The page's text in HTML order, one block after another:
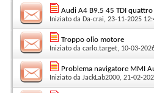
Audi A4 B9.5 45 TDI quattro
Iniziato da Da-crai, 23-11-2025
Troppo olio motore
Iniziato da carlo.target, 10-03-
Problema navigatore MMI
Iniziato da JackLab2000, 21-02-